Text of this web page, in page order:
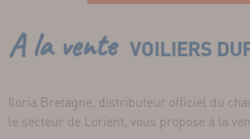
A la venteVOILIERS
Iloria Bretagne, distributeur officiel du
le secteur de Lorient, vous propose à la